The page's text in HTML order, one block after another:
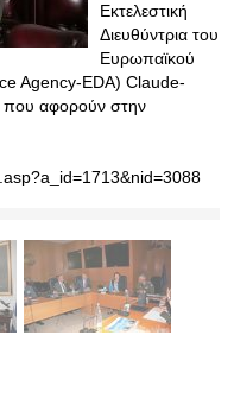
Εκτελεστική
Διευθύντρια του
Ευρωπαϊκού
Agency-EDA) Claude-
που αφορούν στην